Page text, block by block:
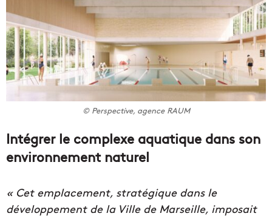
© Perspective, agence RAUM
Intégrer le complexe aquatique dans son
environnement naturel
« Cet emplacement, stratégique dans le
développement de la Ville de Marseille, imposait